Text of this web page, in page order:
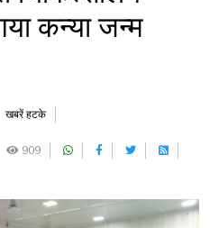
कन्या जन्म
खबरें हटके
909